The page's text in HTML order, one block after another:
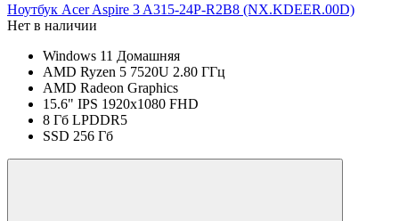
Ноутбук Acer Aspire 3 A315-24P-R2B8 (NX.KDEER.00D)
Нет в наличии
Windows 11 Домашняя
AMD Ryzen 5 7520U 2.80 ГГц
AMD Radeon Graphics
15.6" IPS 1920x1080 FHD
8 Гб LPDDR5
SSD 256 Гб